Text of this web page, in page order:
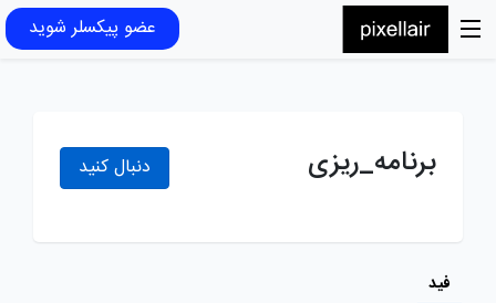
عضو پیکسلر شوید
برنامه_ریزی دنبال کنید
فید